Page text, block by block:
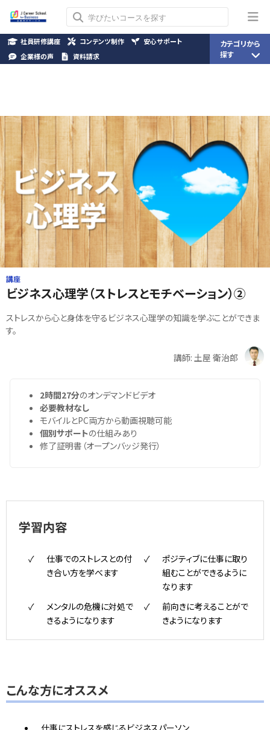
講座
ビジネス心理学（ストレスとモチベーション）②
ストレスから心と身体を守るビジネス心理学の知識を学ぶことができま
す。
講師: 土屋 衛治郎
2時間27分のオンデマンドビデオ
必要教材なし
モバイルとPC両方から動画視聴可能
個別サポートの仕組みあり
修了証明書（オープンバッジ発行）
学習内容
仕事でのストレスとの付
き合い方を学べます
ポジティブに仕事に取り
組むことができるように
なります
メンタルの危機に対処で
きるようになります
前向きに考えることがで
きようになります
こんな方にオススメ
社員研修講座 コンテンツ制作
安心サポート
企業様の声
資料請求
カテゴリから
探す